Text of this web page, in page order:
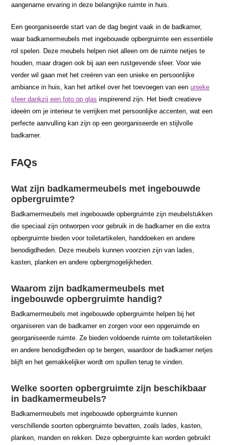
aangename ervaring in deze belangrijke ruimte in huis.
Een georganiseerde start van de dag begint vaak in de badkamer,
waar badkamermeubels met ingebouwde opbergruimte een essentiële
rol spelen. Deze meubels helpen niet alleen om de ruimte netjes te
houden, maar dragen ook bij aan een rustgevende sfeer. Voor wie
verder wil gaan met het creëren van een unieke en persoonlijke
ambiance in huis, kan het artikel over het toevoegen van eenunieke
sfeer dankzij een foto op glas inspirerend zijn. Het biedt creatieve
ideeën om je interieur te verrijken met persoonlijke accenten, wat een
perfecte aanvulling kan zijn op een georganiseerde en stijlvolle
badkamer.
FAQs
Wat zijn badkamermeubels met ingebouwde
opbergruimte?
Badkamermeubels met ingebouwde opbergruimte zijn meubelstukken
die speciaal zijn ontworpen voor gebruik in de badkamer en die extra
opbergruimte bieden voor toiletartikelen, handdoeken en andere
benodigdheden. Deze meubels kunnen voorzien zijn van lades,
kasten, planken en andere opbergmogelijkheden.
Waarom zijn badkamermeubels met
ingebouwde opbergruimte handig?
Badkamermeubels met ingebouwde opbergruimte helpen bij het
organiseren van de badkamer en zorgen voor een opgeruimde en
georganiseerde ruimte. Ze bieden voldoende ruimte om toiletartikelen
en andere benodigdheden op te bergen, waardoor de badkamer netjes
blijft en het gemakkelijker wordt om spullen terug te vinden.
Welke soorten opbergruimte zijn beschikbaar
in badkamermeubels?
Badkamermeubels met ingebouwde opbergruimte kunnen
verschillende soorten opbergruimte bevatten, zoals lades, kasten,
planken, manden en rekken. Deze opbergruimte kan worden gebruikt